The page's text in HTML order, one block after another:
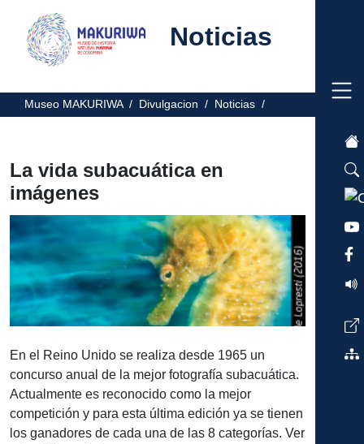
Noticias
Museo MAKURIWA / Divulgacion / Noticias /
La vida subacuática en
imágenes
En el Reino Unido se realiza desde 1965 un
concurso anual de la mejor fotografía subacuática.
Actualmente es reconocido como la mejor
competición y para esta última edición ya se tienen
los ganadores de cada una de las 8 categorías. Ver